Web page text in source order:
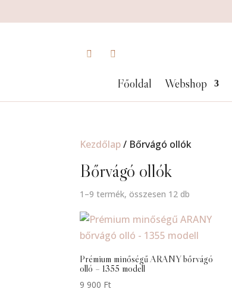
Főoldal Webshop
Kezdőlap/ Bőrvágó ollók
Bőrvágó ollók
1–9 termék, összesen 12 db
Prémium minőségű ARANY bőrvágó
olló – 1355 modell
9 900 Ft